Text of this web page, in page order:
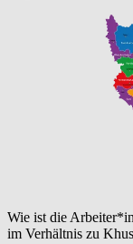
Wie ist die
im Verhältnis zu